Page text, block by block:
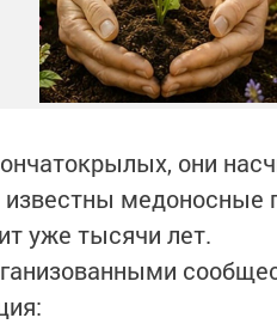
они
известны медоносные
уже тысячи лет.